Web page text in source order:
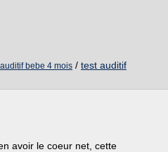
bebe 4 mois / test auditif
avoir le coeur net, cette